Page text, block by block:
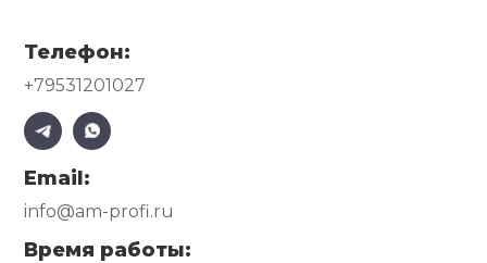
Телефон:
+79531201027
Email:
info@am-profi.ru
Время работы: